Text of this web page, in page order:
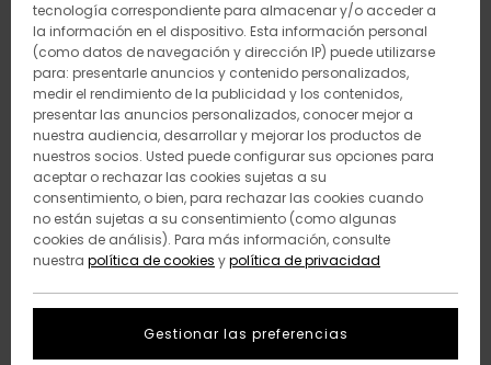
tecnología correspondiente para almacenar y/o acceder a
la información en el dispositivo. Esta información personal
(como datos de navegación y dirección IP) puede utilizarse
para: presentarle anuncios y contenido personalizados,
medir el rendimiento de la publicidad y los contenidos,
presentar las anuncios personalizados, conocer mejor a
nuestra audiencia, desarrollar y mejorar los productos de
nuestros socios. Usted puede configurar sus opciones para
aceptar o rechazar las cookies sujetas a su
consentimiento, o bien, para rechazar las cookies cuando
no están sujetas a su consentimiento (como algunas
cookies de análisis). Para más información, consulte
nuestra política de cookies ypolítica de privacidad
Gestionar las preferencias